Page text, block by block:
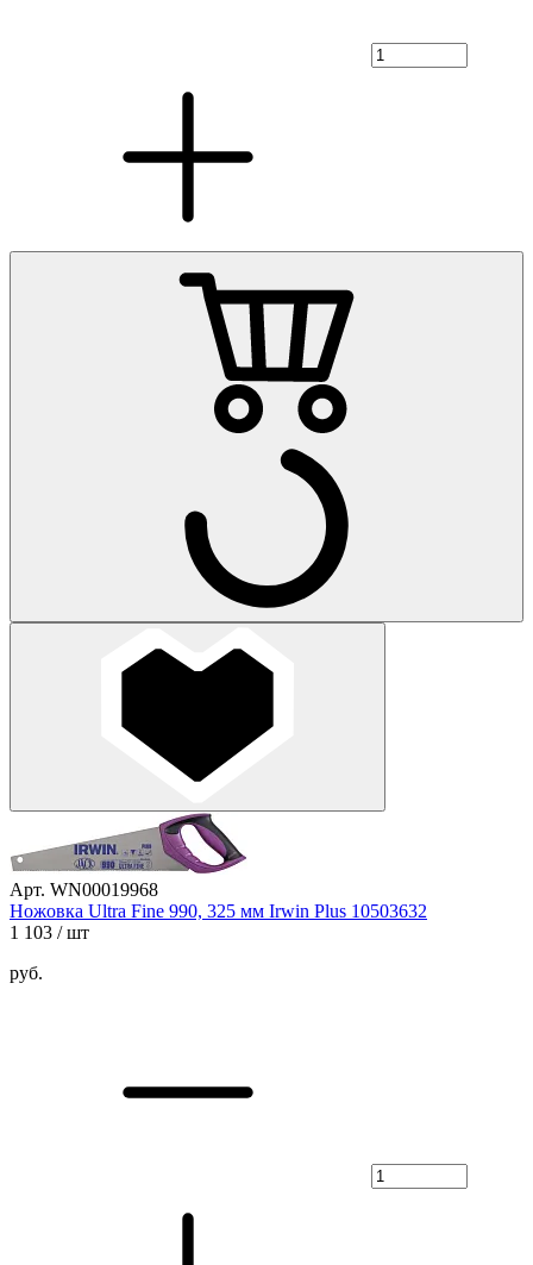
Арт. WN00019968
Ножовка Ultra Fine 990, 325 мм Irwin Plus 10503632
1 103 / шт
руб.